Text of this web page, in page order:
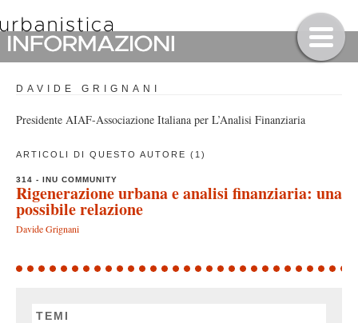
DAVIDE GRIGNANI
Presidente AIAF-Associazione Italiana per L’Analisi Finanziaria
ARTICOLI DI QUESTO AUTORE (1)
314 - INU COMMUNITY
Rigenerazione urbana e analisi finanziaria: una
possibile relazione
Davide Grignani
TEMI